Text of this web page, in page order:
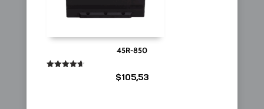
45R-850
$105,53